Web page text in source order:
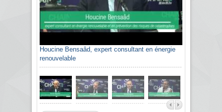
Houcine Bensaâd, expert consultant en énergie
renouvelable